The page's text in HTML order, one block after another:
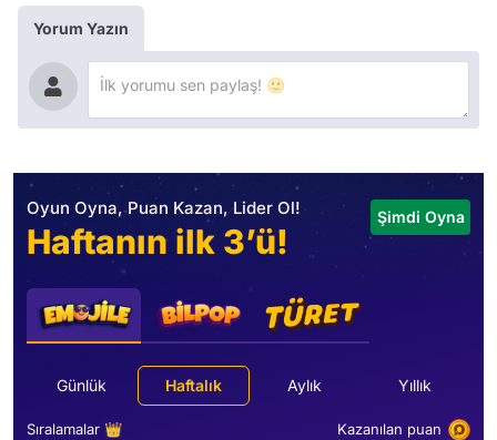
Yorum Yazın
Oyun Oyna, Puan Kazan, Lider Ol!
Haftanın ilk 3’ü!
Şimdi Oyna
Günlük Haftalık Aylık Yıllık
Sıralamalar 👑 Kazanılan puan